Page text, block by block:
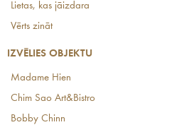
Lietas, kas jāizdara
Vērts zināt
IZVĒLIES OBJEKTU
Madame Hien
Chim Sao Art&Bistro
Bobby Chinn